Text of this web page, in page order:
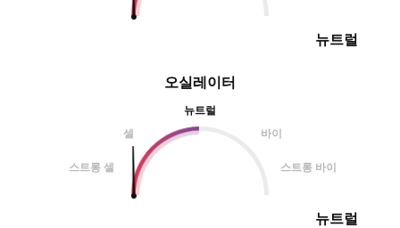
오실레이터
뉴트럴
셀
바이
스트롱 셀 스트롱 바이
뉴트럴
뉴트럴